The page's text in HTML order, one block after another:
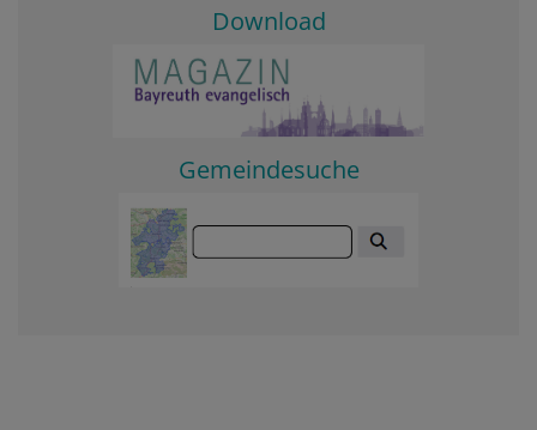
Download
Gemeindesuche